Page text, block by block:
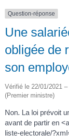
Question-réponse
Une
obligée de
son
Vérifié le 22/01/2021
(Premier ministre)
Non. La loi prévoit
avant de partir en
liste-electorale/